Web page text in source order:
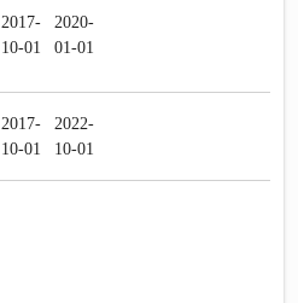
2017-
10-01
2020-
01-01
2017-
10-01
2022-
10-01